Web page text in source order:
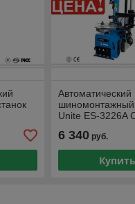
Автоматический
шиномонтажный
Unite ES-3226A
с
"третья рука
6 340руб.
Купить